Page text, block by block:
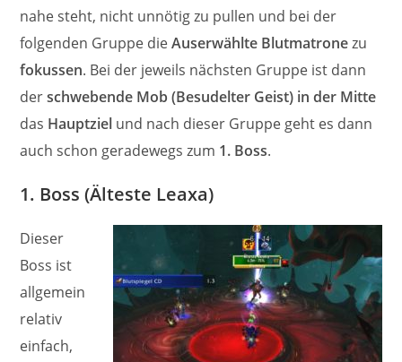
nahe steht, nicht unnötig zu pullen und bei der
folgenden Gruppe dieAuserwählte Blutmatronezu
fokussen. Bei der jeweils nächsten Gruppe ist dann
derschwebende Mob (Besudelter Geist) in der Mitte
das Hauptziel und nach dieser Gruppe geht es dann
auch schon geradewegs zum 1. Boss.
1. Boss (Älteste Leaxa)
Dieser
Boss ist
allgemein
relativ
einfach,